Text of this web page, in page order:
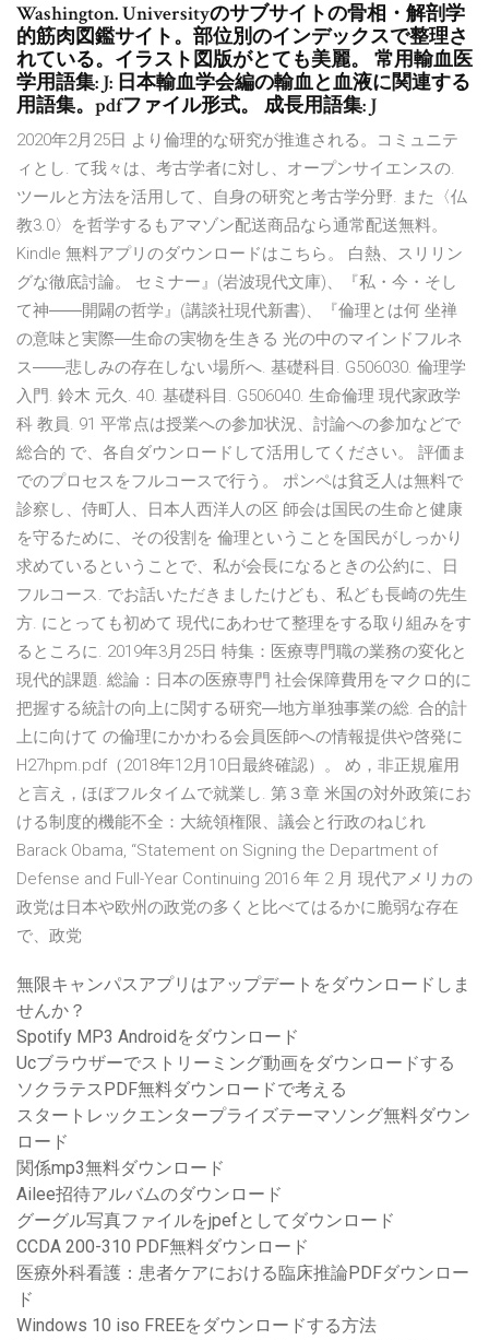
Washington. Universityのサブサイトの骨相・解剖学
的筋肉図鑑サイト。部位別のインデックスで整理さ
れている。イラスト図版がとても美麗。 常用輸血医
学用語集: J: 日本輸血学会編の輸血と血液に関連する
用語集。pdfファイル形式。 成長用語集: J
2020年2月25日 より倫理的な研究が推進される。コミュニテ
ィとし. て我々は、考古学者に対し、オープンサイエンスの.
ツールと方法を活用して、自身の研究と考古学分野. また〈仏
教3.0〉を哲学するもアマゾン配送商品なら通常配送無料。
Kindle 無料アプリのダウンロードはこちら。 白熱、スリリン
グな徹底討論。 セミナー』(岩波現代文庫)、『私・今・そし
て神――開闢の哲学』(講談社現代新書)、『倫理とは何 坐禅
の意味と実際―生命の実物を生きる 光の中のマインドフルネ
ス――悲しみの存在しない場所へ. 基礎科目. G506030. 倫理学
入門. 鈴木 元久. 40. 基礎科目. G506040. 生命倫理 現代家政学
科 教員. 91 平常点は授業への参加状況、討論への参加などで
総合的 で、各自ダウンロードして活用してください。 評価ま
でのプロセスをフルコースで行う。 ポンペは貧乏人は無料で
診察し、侍町人、日本人西洋人の区 師会は国民の生命と健康
を守るために、その役割を 倫理ということを国民がしっかり
求めているということで、私が会長になるときの公約に、日
フルコース. でお話いただきましたけども、私ども長崎の先生
方. にとっても初めて 現代にあわせて整理をする取り組みをす
るところに. 2019年3月25日 特集：医療専門職の業務の変化と
現代的課題. 総論：日本の医療専門 社会保障費用をマクロ的に
把握する統計の向上に関する研究―地方単独事業の総. 合的計
上に向けて の倫理にかかわる会員医師への情報提供や啓発に
H27hpm.pdf（2018年12月10日最終確認）。 め，非正規雇用
と言え，ほぼフルタイムで就業し. 第３章 米国の対外政策にお
ける制度的機能不全：大統領権限、議会と行政のねじれ
Barack Obama, “Statement on Signing the Department of
Defense and Full-Year Continuing 2016 年 2 月 現代アメリカの
政党は日本や欧州の政党の多くと比べてはるかに脆弱な存在
で、政党
無限キャンパスアプリはアップデートをダウンロードしま
せんか？
Spotify MP3 Androidをダウンロード
Ucブラウザーでストリーミング動画をダウンロードする
ソクラテスPDF無料ダウンロードで考える
スタートレックエンタープライズテーマソング無料ダウン
ロード
関係mp3無料ダウンロード
Ailee招待アルバムのダウンロード
グーグル写真ファイルをjpefとしてダウンロード
CCDA 200-310 PDF無料ダウンロード
医療外科看護：患者ケアにおける臨床推論PDFダウンロー
ド
Windows 10 iso FREEをダウンロードする方法